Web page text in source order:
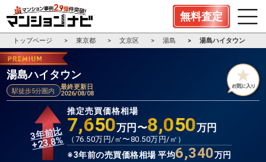
無料査定
トップページ 東京都 文京区 湯島 湯島ハイタウン
湯島ハイタウン
駅徒歩5分圏内
最終更新日
2026/08/08
3年前比
+23.8%
推定売買価格相場
7,650万円〜8,050万円
（ 76.50万円/㎡〜80.50万円/㎡）
※3年前の売買価格相場 平均6,340万円